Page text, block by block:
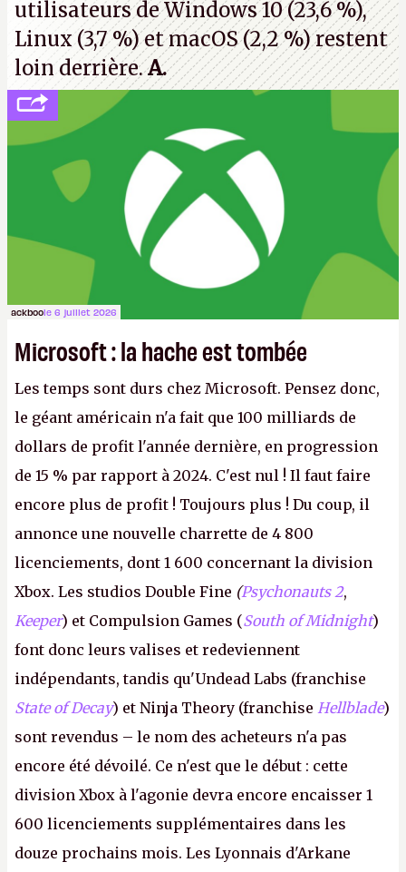
utilisateurs de Windows 10 (23,6 %),
Linux (3,7 %) et macOS (2,2 %) restent
loin derrière.A.
ackboole 6 juillet 2026
Microsoft : la hache est tombée
Les temps sont durs chez Microsoft. Pensez donc,
le géant américain n'a fait que 100 milliards de
dollars de profit l'année dernière, en progression
de 15 % par rapport à 2024. C'est nul ! Il faut faire
encore plus de profit ! Toujours plus ! Du coup, il
annonce une nouvelle charrette de 4 800
licenciements, dont 1 600 concernant la division
Xbox. Les studios Double Fine (Psychonauts 2,
Keeper) et Compulsion Games (South of Midnight)
font donc leurs valises et redeviennent
indépendants, tandis qu'Undead Labs (franchise
State of Decay) et Ninja Theory (franchise Hellblade)
sont revendus – le nom des acheteurs n'a pas
encore été dévoilé. Ce n'est que le début : cette
division Xbox à l'agonie devra encore encaisser 1
600 licenciements supplémentaires dans les
douze prochains mois. Les Lyonnais d'Arkane